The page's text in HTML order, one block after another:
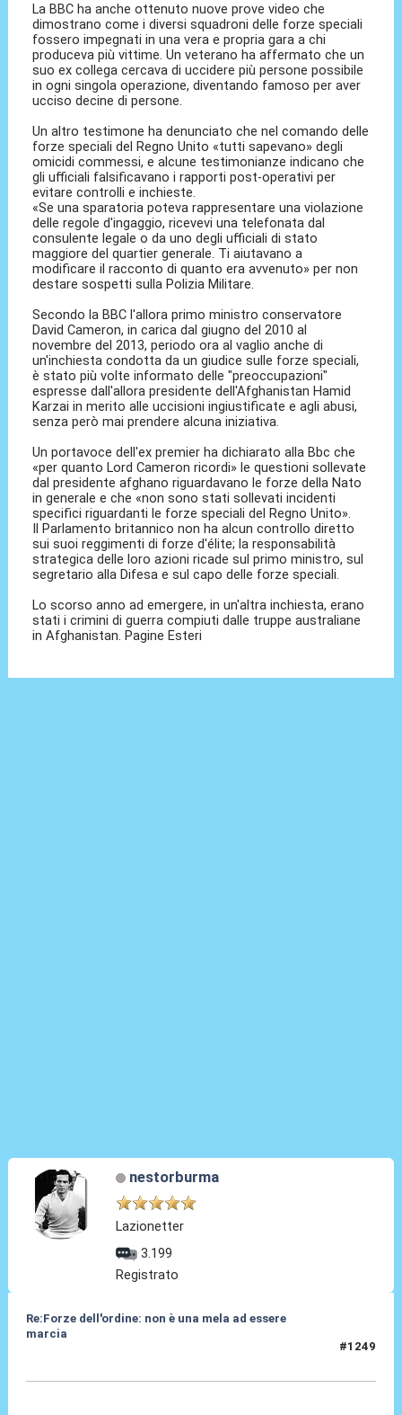
La BBC ha anche ottenuto nuove prove video che
dimostrano come i diversi squadroni delle forze speciali
fossero impegnati in una vera e propria gara a chi
produceva più vittime. Un veterano ha affermato che un
suo ex collega cercava di uccidere più persone possibile
in ogni singola operazione, diventando famoso per aver
ucciso decine di persone.
Un altro testimone ha denunciato che nel comando delle
forze speciali del Regno Unito «tutti sapevano» degli
omicidi commessi, e alcune testimonianze indicano che
gli ufficiali falsificavano i rapporti post-operativi per
evitare controlli e inchieste.
«Se una sparatoria poteva rappresentare una violazione
delle regole d'ingaggio, ricevevi una telefonata dal
consulente legale o da uno degli ufficiali di stato
maggiore del quartier generale. Ti aiutavano a
modificare il racconto di quanto era avvenuto» per non
destare sospetti sulla Polizia Militare.
Secondo la BBC l'allora primo ministro conservatore
David Cameron, in carica dal giugno del 2010 al
novembre del 2013, periodo ora al vaglio anche di
un'inchiesta condotta da un giudice sulle forze speciali,
è stato più volte informato delle "preoccupazioni"
espresse dall'allora presidente dell'Afghanistan Hamid
Karzai in merito alle uccisioni ingiustificate e agli abusi,
senza però mai prendere alcuna iniziativa.
Un portavoce dell'ex premier ha dichiarato alla Bbc che
«per quanto Lord Cameron ricordi» le questioni sollevate
dal presidente afghano riguardavano le forze della Nato
in generale e che «non sono stati sollevati incidenti
specifici riguardanti le forze speciali del Regno Unito».
Il Parlamento britannico non ha alcun controllo diretto
sui suoi reggimenti di forze d'élite; la responsabilità
strategica delle loro azioni ricade sul primo ministro, sul
segretario alla Difesa e sul capo delle forze speciali.
Lo scorso anno ad emergere, in un'altra inchiesta, erano
stati i crimini di guerra compiuti dalle truppe australiane
in Afghanistan. Pagine Esteri
nestorburma
Lazionetter
3.199
Registrato
Re:Forze dell'ordine: non è una mela ad essere
marcia
#1249